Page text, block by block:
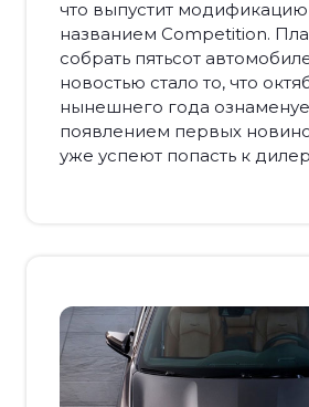
что выпустит модификацию
названием Competition.
собрать пятьсот
новостью стало то, что
нынешнего года
появлением первых
уже успеют попасть к